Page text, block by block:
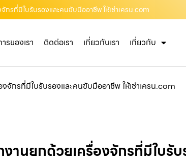
รที่มีใบรับรองและคนขับมืออาชีพ ให้เช่าเครน.com
รของเรา ติดต่อเรา เกี่ยวกับเรา เกี่ยวกับ
กรที่มีใบรับรองและคนขับมืออาชีพ ให้เช่าเครน.com
านยกด้วยเครื่องจักรที่มีใบรั